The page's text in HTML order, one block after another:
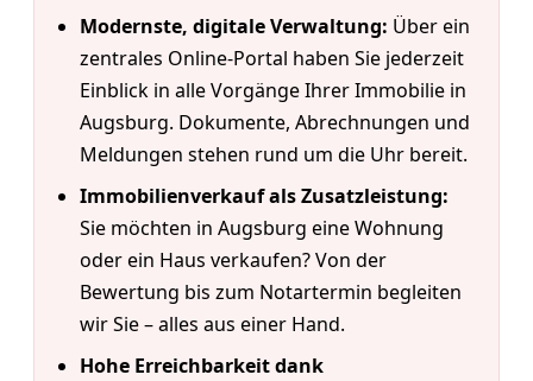
Modernste, digitale Verwaltung: Über ein
zentrales Online-Portal haben Sie jederzeit
Einblick in alle Vorgänge Ihrer Immobilie in
Augsburg. Dokumente, Abrechnungen und
Meldungen stehen rund um die Uhr bereit.
Immobilienverkauf als Zusatzleistung:
Sie möchten in Augsburg eine Wohnung
oder ein Haus verkaufen? Von der
Bewertung bis zum Notartermin begleiten
wir Sie – alles aus einer Hand.
Hohe Erreichbarkeit dank